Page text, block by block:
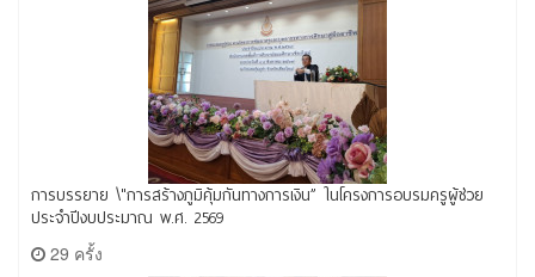
การบรรยาย \"การสร้างภูมิคุ้มกันทางการเงิน” ในโครงการอบรมครูผู้ช่วย
ประจำปีงบประมาณ พ.ศ. 2569
29 ครั้ง